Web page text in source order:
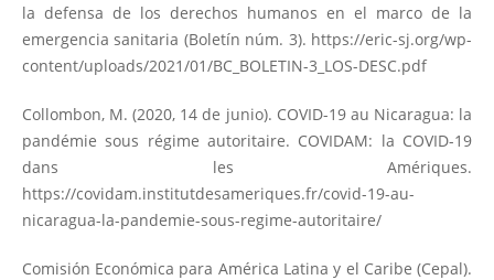
la defensa de los derechos humanos en el marco de la
emergencia sanitaria (Boletín núm. 3). https://eric-sj.org/wp-
content/uploads/2021/01/BC_BOLETIN-3_LOS-DESC.pdf
Collombon, M. (2020, 14 de junio). COVID-19 au Nicaragua: la
pandémie sous régime autoritaire. COVIDAM: la COVID-19
dans les Amériques.
https://covidam.institutdesameriques.fr/covid-19-au-
nicaragua-la-pandemie-sous-regime-autoritaire/
Comisión Económica para América Latina y el Caribe (Cepal).